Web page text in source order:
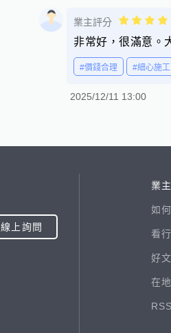
業主評分
非常好，很滿意。
#價錢合理 #細心施工
2025/12/11 13:00
線上詢問
業
如
看
好
在